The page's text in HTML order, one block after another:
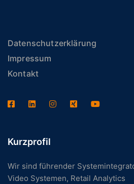
Datenschutzerklärung
Impressum
Kontakt
Kurzprofil
Wir sind führender
Video Systemen, Retail Analytics